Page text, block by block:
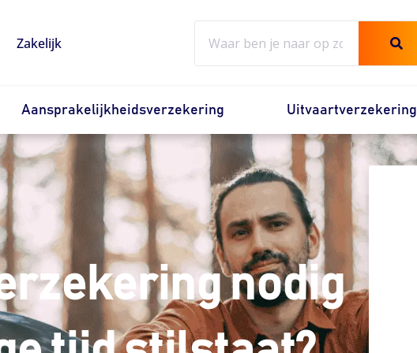
Zakelijk
Aansprakelijkheidsverzekering Uitvaartverzekering
nodig